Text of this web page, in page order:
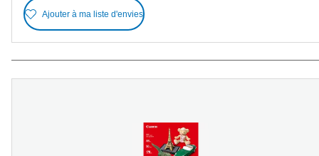
Ajouter à ma liste d'envies